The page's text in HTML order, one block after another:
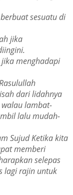
sesuatu di
jika
menghadapi
dari lidahnya
lambat-
lalu mudah-
Sujud Ketika kita
memberi
selepas
lagi rajin untuk